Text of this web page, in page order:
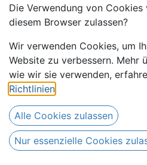
Fächer gelb-
19,00€
Nur 1 Stück auf Lager.
19,00€Stück)
Die Verwendung von
diesem Browser zulassen?
Wir verwenden Cookies, um
Website zu verbessern. Mehr
wie wir sie verwenden,
Richtlinien
Alle Cookies zulassen
Nur essenzielle Cookies